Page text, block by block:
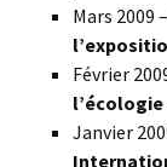
Mars 2009 –
Février
Janvier